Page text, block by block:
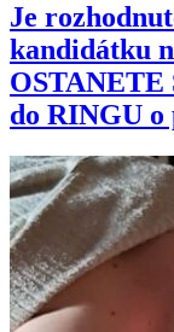
Je
kandidátku
OSTANETE
do RINGU